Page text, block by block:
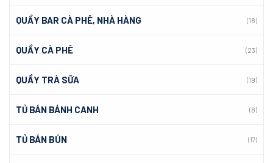
QUẦY BAR CÀ PHÊ, NHÀ HÀNG (18)
QUẦY CÀ PHÊ (23)
QUẦY TRÀ SỮA (19)
TỦ BÁN BÁNH CANH (8)
TỦ BÁN BÚN (17)